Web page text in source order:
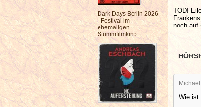
Dark Days Berlin 2026
- Festival im
ehemaligen
Stummfilmkino
TOD!
noch auf
Wie ist